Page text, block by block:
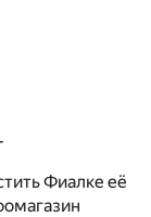
Фиалке её